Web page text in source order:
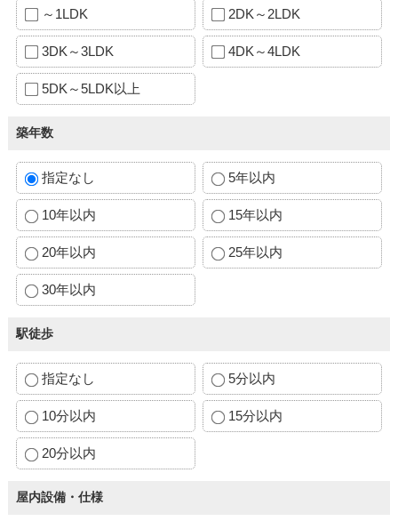
～1LDK 2DK～2LDK
3DK～3LDK 4DK～4LDK
5DK～5LDK以上
築年数
指定なし 5年以内
10年以内 15年以内
20年以内 25年以内
30年以内
駅徒歩
指定なし 5分以内
10分以内 15分以内
20分以内
屋内設備・仕様